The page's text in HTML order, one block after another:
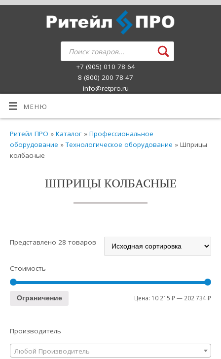
+7 (905) 010 78 64
8 (800) 200 78 47
info@retpro.ru
МЕНЮ
Ритейл ПРО »Каталог »Профессиональное
оборудование »Технологическое оборудование » Шприцы
колбасные
ШПРИЦЫ КОЛБАСНЫЕ
Представлено 28 товаров
Стоимость
Ограничение Цена: 10 215 ₽— 202 734 ₽
Производитель
Любой Производитель